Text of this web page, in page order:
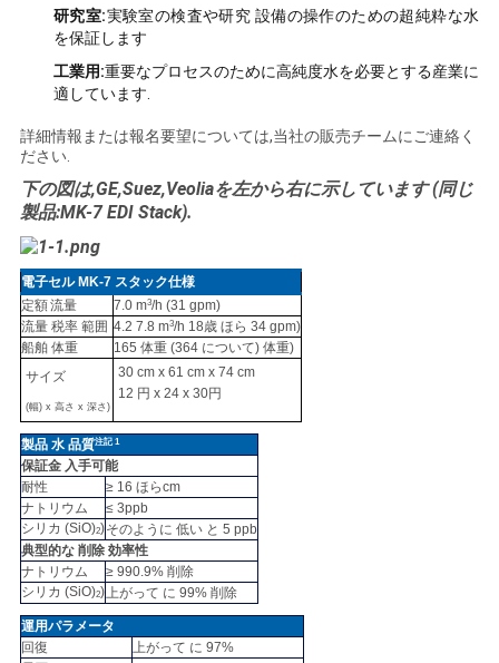
PRIVACY
POLICY
研究室:実験室の検査や研究 設備の操作のための超純粋な水
を保証します
工業用:重要なプロセスのために高純度水を必要とする産業に
適しています.
詳細情報または報名要望については,当社の販売チームにご連絡く
ださい.
下の図は,GE,Suez,Veoliaを左から右に示しています (同じ
製品:MK-7 EDI Stack).
電子セル MK-7 スタック仕様
定額流量 7.0 m3/h (31 gpm)
流量 税率 範囲 4.2 7.8 m3/h 18歳 ほら 34 gpm)
船舶 体重 165 体重 (364 について) 体重)
サイズ
(幅) x 高さ x 深さ)
30 cm x 61 cm x 74 cm
12 円 x 24 x 30円
製品 水 品質注記 1
保証金 入手可能
耐性
≥ 16 ほらcm
ナトリウム
≤ 3ppb
シリカ (SiO)2)そのように 低い と 5 ppb
典型的な 削除 効率性
ナトリウム
≥ 990.9% 削除
シリカ (SiO)2)上がって に 99% 削除
運用パラメータ
回復
上がって に 97%